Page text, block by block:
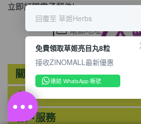
立即訂閱電子郵件!
關於ZINOMALL
會員
客戶服務
回覆至 草姬Herbs
免費領取草姬亮目丸8粒
接收ZINOMALL最新優惠
連結 WhatsApp 帳號